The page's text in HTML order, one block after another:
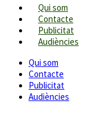
Qui som
Contacte
Publicitat
Audiències
Qui som
Contacte
Publicitat
Audiències